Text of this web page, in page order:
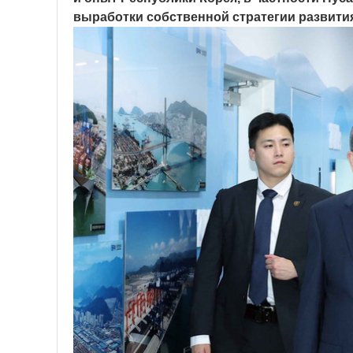
выработки собственной стратегии